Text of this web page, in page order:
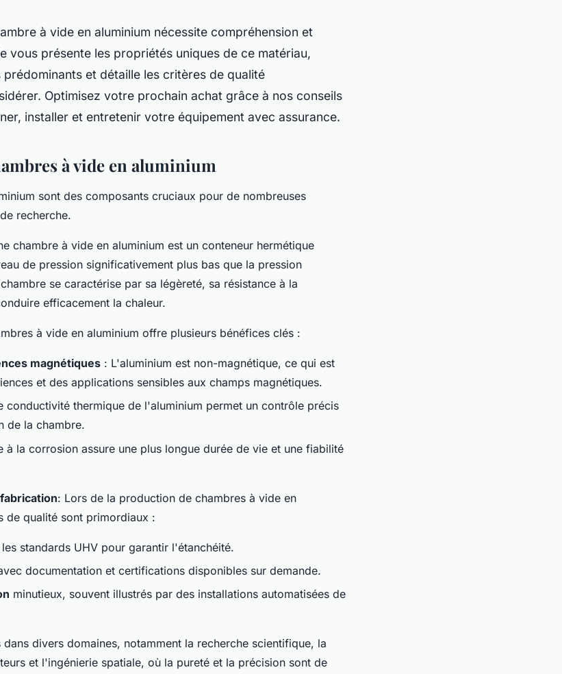
à vide en aluminium nécessite compréhension et
vous présente les propriétés uniques de ce matériau,
et détaille les critères de qualité
Optimisez votre prochain achat grâce à nos conseils
installer et entretenir votre équipement avec assurance.
à vide en aluminium
sont des composants cruciaux pour de nombreuses
recherche.
chambre à vide en aluminium est un conteneur hermétique
de pression significativement plus bas que la pression
se caractérise par sa légèreté, sa résistance à la
efficacement la chaleur.
à vide en aluminium offre plusieurs bénéfices clés :
magnétiques : L'aluminium est non-magnétique, ce qui est
et des applications sensibles aux champs magnétiques.
conductivité thermique de l'aluminium permet un contrôle précis
de la chambre.
à la corrosion assure une plus longue durée de vie et une fiabilité
: Lors de la production de chambres à vide en
de qualité sont primordiaux :
standards UHV pour garantir l'étanchéité.
documentation et certifications disponibles sur demande.
minutieux, souvent illustrés par des installations automatisées de
divers domaines, notamment la recherche scientifique, la
et l'ingénierie spatiale, où la pureté et la précision sont de